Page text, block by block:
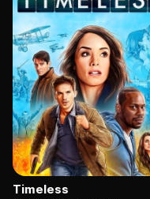
Timeless